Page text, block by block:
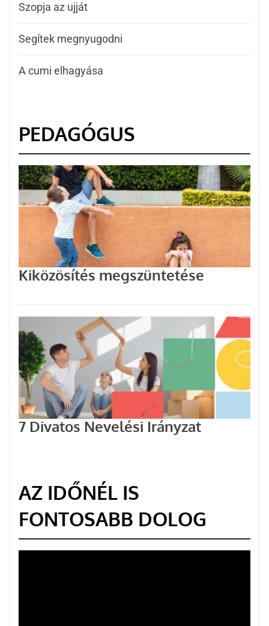
Szopja az ujját
Segítek megnyugodni
A cumi elhagyása
PEDAGÓGUS
Kiközösítés megszüntetése
7 Divatos Nevelési Irányzat
AZ IDŐNÉL IS
FONTOSABB DOLOG